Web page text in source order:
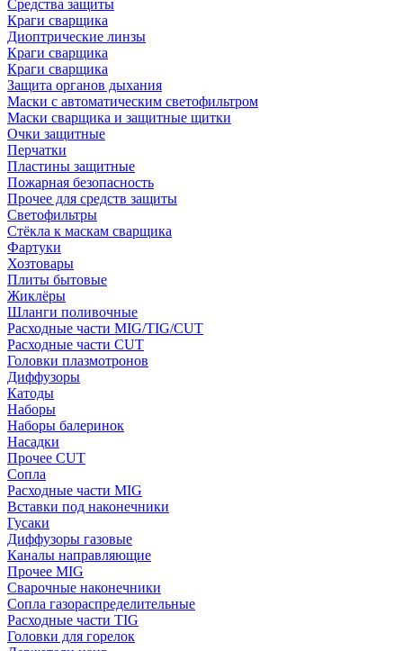
Средства защиты
Краги сварщика
Диоптрические линзы
Краги сварщика
Краги сварщика
Защита органов дыхания
Маски с автоматическим светофильтром
Маски сварщика и защитные щитки
Очки защитные
Перчатки
Пластины защитные
Пожарная безопасность
Прочее для средств защиты
Светофильтры
Стёкла к маскам сварщика
Фартуки
Хозтовары
Плиты бытовые
Жиклёры
Шланги поливочные
Расходные части MIG/TIG/CUT
Расходные части CUT
Головки плазмотронов
Диффузоры
Катоды
Наборы
Наборы балеринок
Насадки
Прочее CUT
Сопла
Расходные части MIG
Вставки под наконечники
Гусаки
Диффузоры газовые
Каналы направляющие
Прочее MIG
Сварочные наконечники
Сопла газораспределительные
Расходные части TIG
Головки для горелок